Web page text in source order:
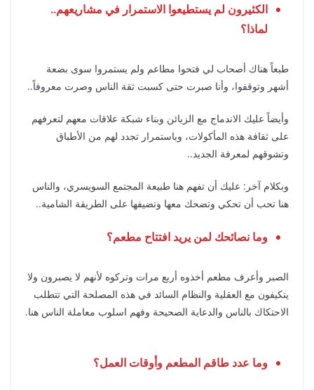
الكثيرون لم يستطيعوا الاستمرار في مشاريعهم..
لماذا؟
طبعاً هناك أصحاب لي فتحوا مطاعم ولم يستمروا سوى بضعة
أشهر وتوقفوا، وأنا صبرت حتى كسبت ثقة الناس وصرت معروفاً..
وأيضاً عليك الاندماج مع الزبائن وبناء شبكة علاقات معهم لتعرفهم
على ثقافة هذه المأكولات، وباستمرار تجدد لهم من الأطباق
وتشوقهم لمعرفة الجديد..
وبكلام آخر: عليك أن تفهم هنا طبيعة المجتمع السويسري، والناس
هنا تحب أن تحكي وتضحك معها وتضيفها على الطريقة الشامية..
وما نصائحك لمن يريد افتتاح مطعم؟
الصبر وأعرف مطعم أخذوه أربع مرات وتركوه لأنهم لا يصبرون ولا
يتكيفون مع العقلية والنظام السائد في هذه المصلحة التي تتطلب
الاحتكاك بالناس والدعاية الصحيحة وفهم اسلوب معاملة الناس هنا.
وما عدد طاقم المطعم وأوقات العمل؟